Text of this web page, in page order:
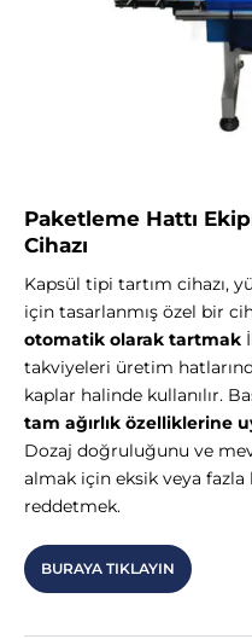
Paketleme Hattı
Cihazı
Kapsül tipi tartım cihazı,
için tasarlanmış özel bir
otomatik olarak tartmak
takviyeleri üretim
kaplar halinde kullanılır.
tam ağırlık özelliklerine
Dozaj doğruluğunu ve
almak için eksik veya
reddetmek.
BURAYA TIKLAYIN